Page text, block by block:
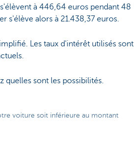
à 446,64 euros pendant 48
s'élève alors à 21.438,37 euros.
Les taux d'intérêt utilisés sont
quelles sont les possibilités.
voiture soit inférieure au montant